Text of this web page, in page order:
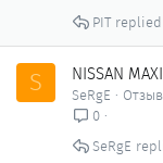
PIT
S NISSAN
SeRgE
0
SeRgE